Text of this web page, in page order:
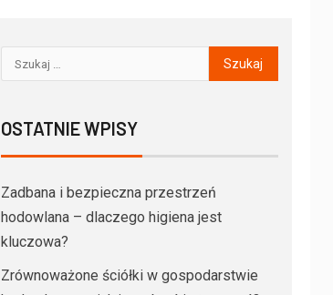
OSTATNIE WPISY
Zadbana i bezpieczna przestrzeń
hodowlana – dlaczego higiena jest
kluczowa?
Zrównoważone ściółki w gospodarstwie